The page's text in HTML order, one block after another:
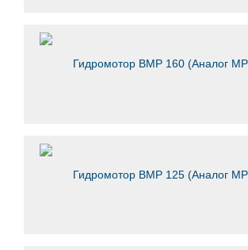
Гидромотор ВМР 160 (Аналог
Гидромотор ВМР 125 (Аналог